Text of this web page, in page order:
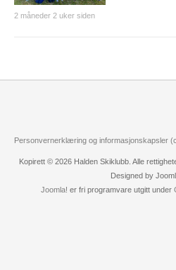
MEDLEMSFORDELER
GRASROTANDELEN
KONTAKTADRESSER
2 måneder 2 uker siden
Personvernerklæring og informasjonskapsler
Kopirett © 2026 Halden Skiklubb. Alle
Designed by
Joomla! er fri programvare utgitt under